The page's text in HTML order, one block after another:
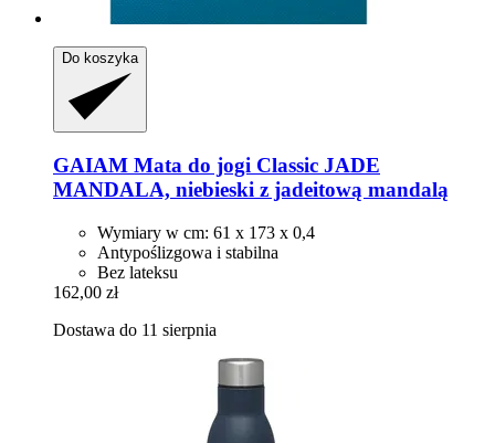
Do koszyka
GAIAM Mata do jogi Classic JADE
MANDALA, niebieski z jadeitową mandalą
Wymiary w cm: 61 x 173 x 0,4
Antypoślizgowa i stabilna
Bez lateksu
162,00 zł
Dostawa do 11 sierpnia